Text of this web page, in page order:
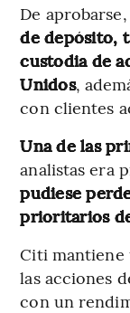
De
de depósito,
custodia de
Unidos,
con clientes
Una de las
analistas era
pudiese
prioritarios
Citi mantiene
las acciones
con un